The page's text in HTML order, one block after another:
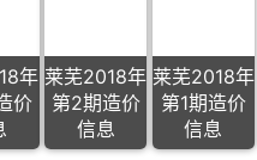
年
价
莱芜2018年
第2期造价
信息
莱芜2018年
第1期造价
信息